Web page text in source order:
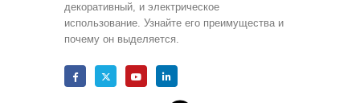
декоративный, и электрическое
использование. Узнайте его преимущества и
почему он выделяется.